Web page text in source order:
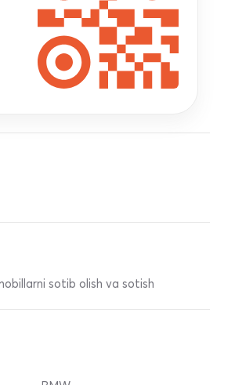
sotib olish va sotish